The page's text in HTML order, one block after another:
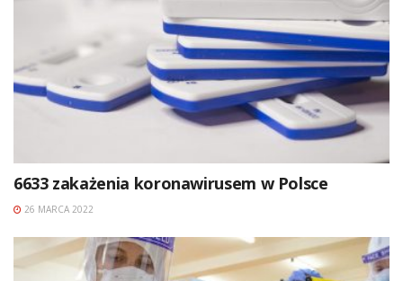
6633 zakażenia koronawirusem w Polsce
26 MARCA 2022